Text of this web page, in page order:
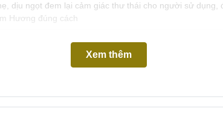
dịu ngọt đem lại cảm giác thư thái cho người sử
Hương đúng cách
Xem thêm